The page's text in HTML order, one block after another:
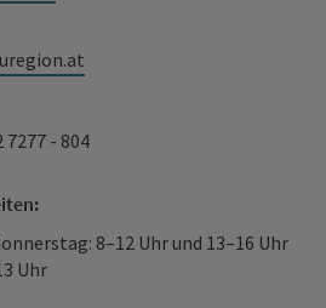
7277 - 804
8–12 Uhr und 13–16 Uhr
Uhr